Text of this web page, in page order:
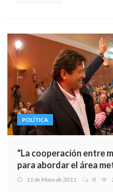
POLÍTICA
"La cooperación entre
para abordar el área
11 de Mayo de 2011 0